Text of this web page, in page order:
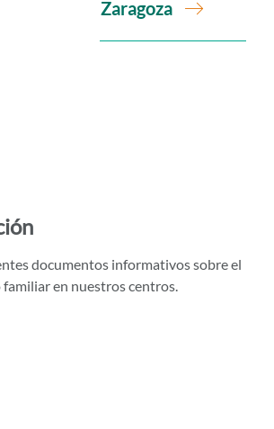
Zaragoza
documentos informativos sobre el
en nuestros centros.